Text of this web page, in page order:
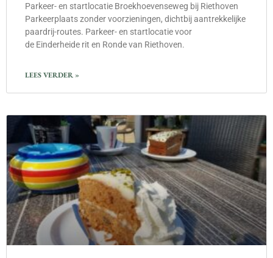
Parkeer- en startlocatie Broekhoevenseweg bij Riethoven
Parkeerplaats zonder voorzieningen, dichtbij aantrekkelijke
paardrij-routes. Parkeer- en startlocatie voor
de Einderheide rit en Ronde van Riethoven.
LEES VERDER »